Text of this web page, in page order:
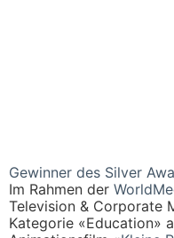
Gewinner des Silver
Im Rahmen der
Television & Corporate
Kategorie «Education»